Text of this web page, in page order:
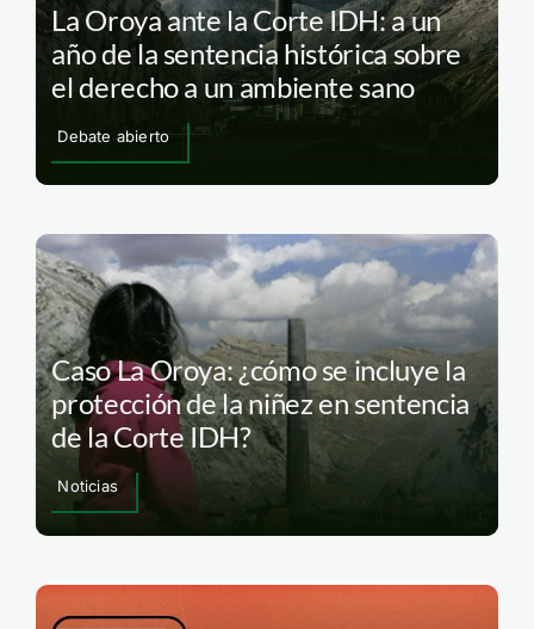
La Oroya ante la Corte IDH: a un
año de la sentencia histórica sobre
el derecho a un ambiente sano
Debate abierto
Caso La Oroya: ¿cómo se incluye la
protección de la niñez en sentencia
de la Corte IDH?
Noticias